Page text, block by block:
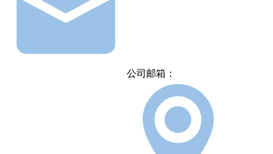
公司邮箱：